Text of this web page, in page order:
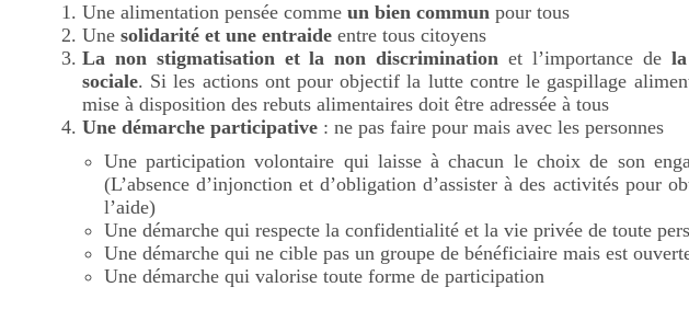
Une alimentation pensée comme un bien communpour tous
Une solidarité et une entraideentre tous citoyens
La non stigmatisation et la non discrimination et l’importance de
sociale. Si les actions ont pour objectif la lutte contre le gaspillage
mise à disposition des rebuts alimentaires doit être adressée à tous
Une démarche participative : ne pas faire pour mais avec les personnes
Une participation volontaire qui laisse à chacun le choix de son
(L’absence d’injonction et d’obligation d’assister à des activités pour
l’aide)
Une démarche qui respecte la confidentialité et la vie privée de toute
Une démarche qui ne cible pas un groupe de bénéficiaire mais est
Une démarche qui valorise toute forme de participation